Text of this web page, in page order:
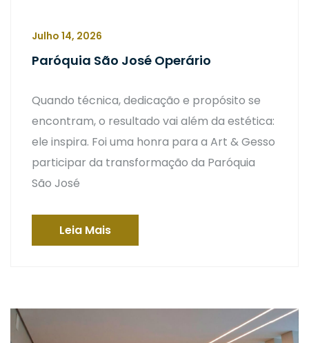
Julho 14, 2026
Paróquia São José Operário
Quando técnica, dedicação e propósito se
encontram, o resultado vai além da estética:
ele inspira. Foi uma honra para a Art & Gesso
participar da transformação da Paróquia
São José
Leia Mais